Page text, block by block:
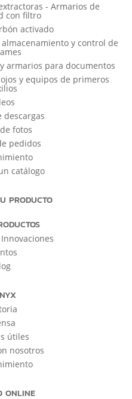
- Armarios de
con filtro
activado
y control de
armarios para documentos
y equipos de primeros
descargas
fotos
pedidos
catálogo
PRODUCTO
útiles
nosotros
ONLINE